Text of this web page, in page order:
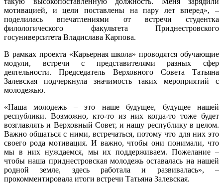
мотивацией, и цели поставлены на пару лет вперед», –
поделилась впечатлениями от встречи студентка
филологического факультета Приднестровского
госуниверситета Владислава Карпова.
В рамках проекта «Карьерная школа» проводятся обучающие
модули, встречи с представителями разных сфер
деятельности. Председатель Верховного Совета Татьяна
Залевская подчеркнула значимость таких мероприятий с
молодежью.
«Наша молодежь – это наше будущее, будущее нашей
республики. Возможно, кто-то из них когда-то тоже будет
возглавлять и Верховный Совет, и нашу республику в целом.
Важно общаться с ними, встречаться, потому что для них это
своего рода мотивация. И важно, чтобы они понимали, что
мы в них нуждаемся, мы их поддерживаем. Пожелание –
чтобы наша приднестровская молодежь оставалась на нашей
родной земле, здесь работала и развивалась», –
прокомментировала итоги встречи Татьяна Залевская.